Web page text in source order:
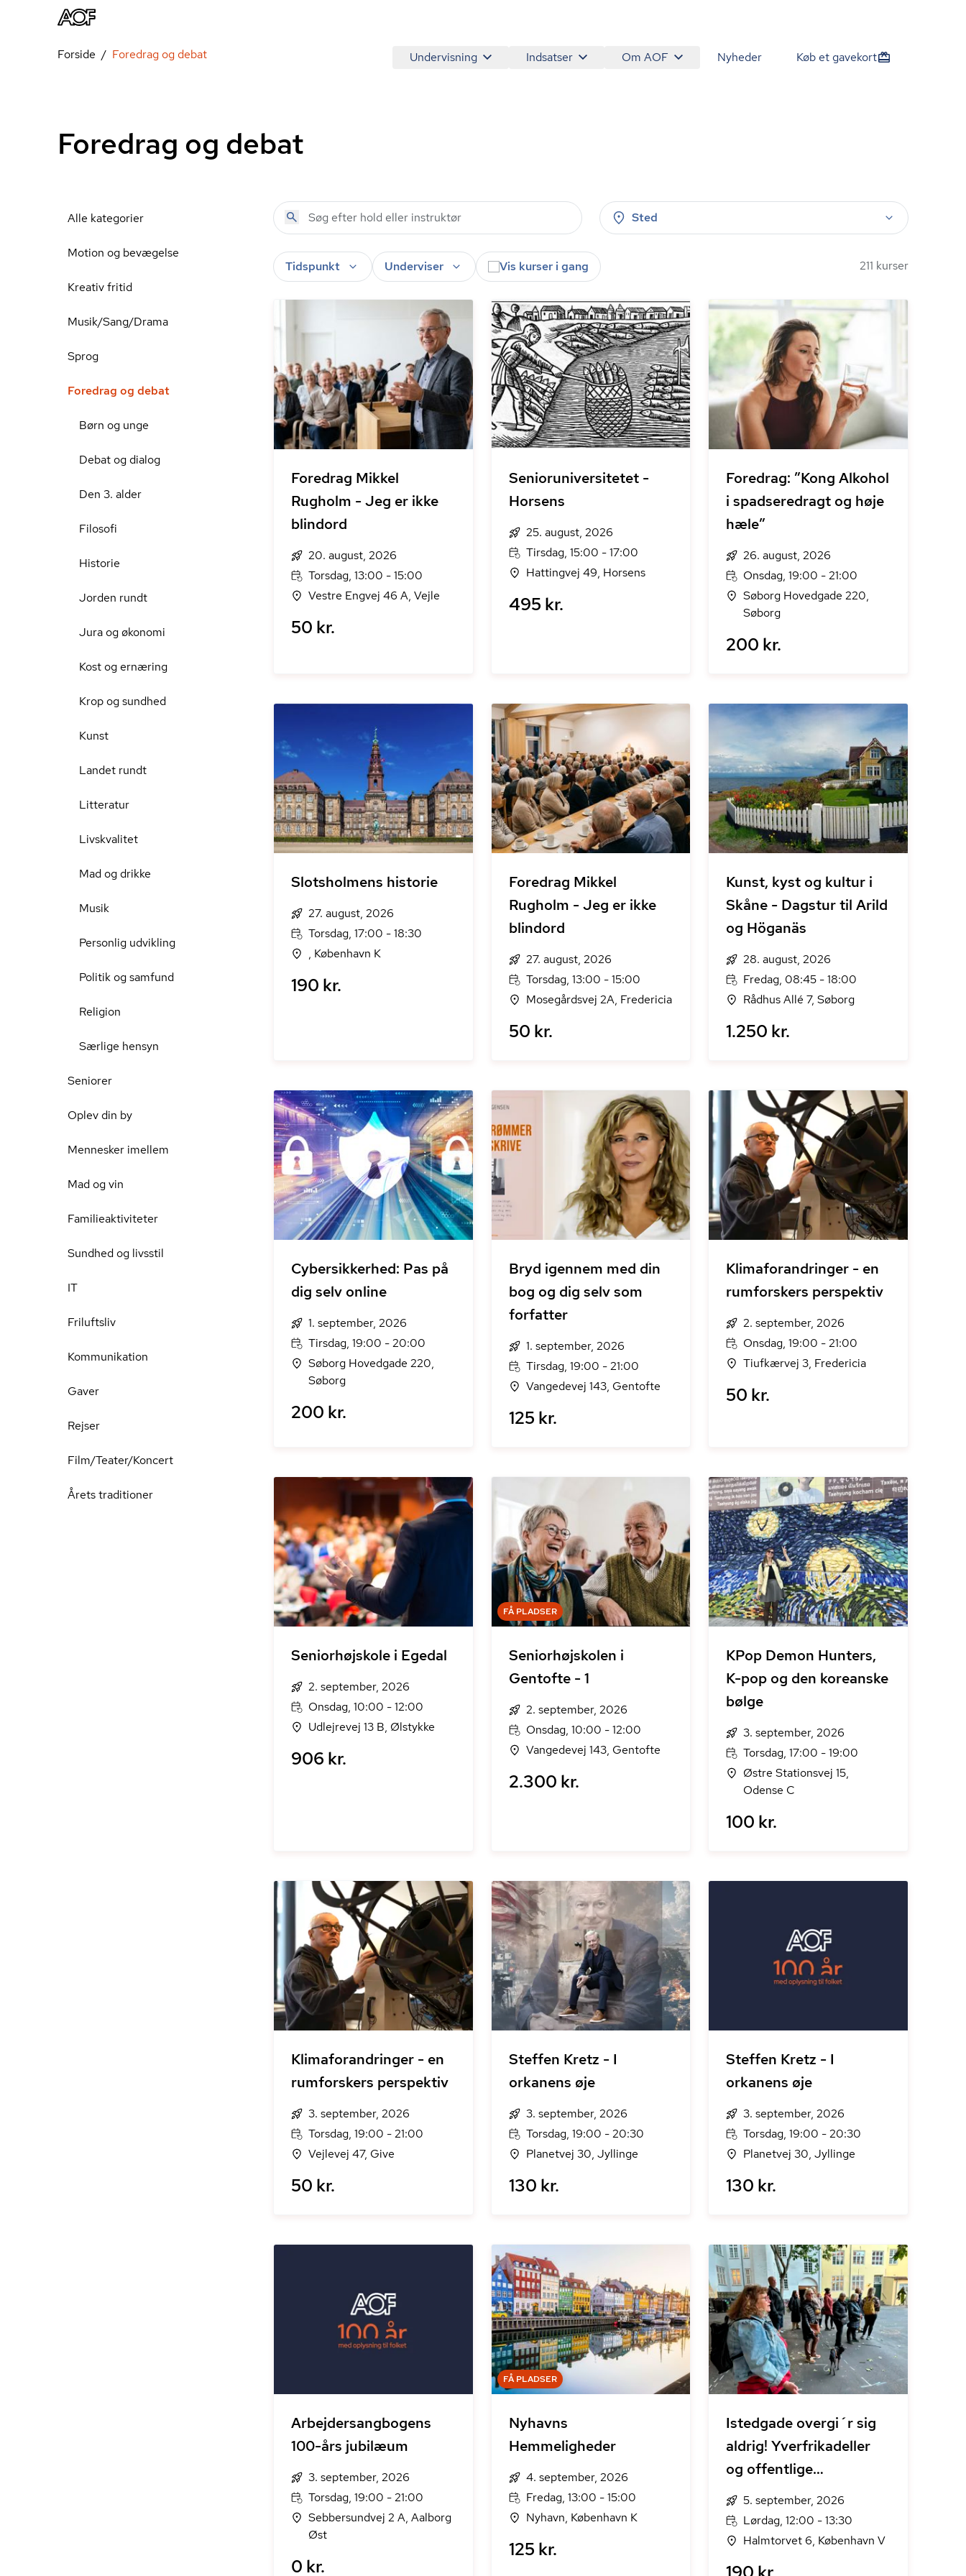
Undervisning Indsatser Om AOF Nyheder Køb et gavekort
Forside Foredrag og debat
Foredrag og debat
Alle kategorier
Motion og bevægelse
Kreativ fritid
Musik/Sang/Drama
Sprog
Foredrag og debat
Børn og unge
Debat og dialog
Den 3. alder
Filosofi
Historie
Jorden rundt
Jura og økonomi
Kost og ernæring
Krop og sundhed
Kunst
Landet rundt
Litteratur
Livskvalitet
Mad og drikke
Musik
Personlig udvikling
Politik og samfund
Religion
Særlige hensyn
Seniorer
Oplev din by
Mennesker imellem
Mad og vin
Familieaktiviteter
Sundhed og livsstil
IT
Friluftsliv
Kommunikation
Gaver
Rejser
Film/Teater/Koncert
Årets traditioner
Sted
Tidspunkt Underviser Vis kurser i gang 211 kurser
Foredrag Mikkel
Rugholm - Jeg er ikke
blindord
20. august, 2026
Torsdag, 13:00 - 15:00
Vestre Engvej 46 A, Vejle
50 kr.
Senioruniversitetet -
Horsens
25. august, 2026
Tirsdag, 15:00 - 17:00
Hattingvej 49, Horsens
495 kr.
Foredrag: ”Kong Alkohol
i spadseredragt og høje
hæle”
26. august, 2026
Onsdag, 19:00 - 21:00
Søborg Hovedgade 220,
Søborg
200 kr.
Slotsholmens historie
27. august, 2026
Torsdag, 17:00 - 18:30
, København K
190 kr.
Foredrag Mikkel
Rugholm - Jeg er ikke
blindord
27. august, 2026
Torsdag, 13:00 - 15:00
Mosegårdsvej 2A, Fredericia
50 kr.
Kunst, kyst og kultur i
Skåne - Dagstur til Arild
og Höganäs
28. august, 2026
Fredag, 08:45 - 18:00
Rådhus Allé 7, Søborg
1.250 kr.
Cybersikkerhed: Pas på
dig selv online
1. september, 2026
Tirsdag, 19:00 - 20:00
Søborg Hovedgade 220,
Søborg
200 kr.
Bryd igennem med din
bog og dig selv som
forfatter
1. september, 2026
Tirsdag, 19:00 - 21:00
Vangedevej 143, Gentofte
125 kr.
Klimaforandringer - en
rumforskers perspektiv
2. september, 2026
Onsdag, 19:00 - 21:00
Tiufkærvej 3, Fredericia
50 kr.
Seniorhøjskole i Egedal
2. september, 2026
Onsdag, 10:00 - 12:00
Udlejrevej 13 B, Ølstykke
906 kr.
FÅ PLADSER
Seniorhøjskolen i
Gentofte - 1
2. september, 2026
Onsdag, 10:00 - 12:00
Vangedevej 143, Gentofte
2.300 kr.
KPop Demon Hunters,
K-pop og den koreanske
bølge
3. september, 2026
Torsdag, 17:00 - 19:00
Østre Stationsvej 15,
Odense C
100 kr.
Klimaforandringer - en
rumforskers perspektiv
3. september, 2026
Torsdag, 19:00 - 21:00
Vejlevej 47, Give
50 kr.
Steffen Kretz - I
orkanens øje
3. september, 2026
Torsdag, 19:00 - 20:30
Planetvej 30, Jyllinge
130 kr.
Steffen Kretz - I
orkanens øje
3. september, 2026
Torsdag, 19:00 - 20:30
Planetvej 30, Jyllinge
130 kr.
Arbejdersangbogens
100-års jubilæum
3. september, 2026
Torsdag, 19:00 - 21:00
Sebbersundvej 2 A, Aalborg
Øst
0 kr.
FÅ PLADSER
Nyhavns
Hemmeligheder
4. september, 2026
Fredag, 13:00 - 15:00
Nyhavn, København K
125 kr.
Istedgade overgi´r sig
aldrig! Yverfrikadeller
og offentlige
fruentimmere
5. september, 2026
Lørdag, 12:00 - 13:30
Halmtorvet 6, København V